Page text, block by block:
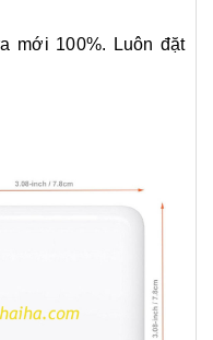
mới 100%. Luôn đặt